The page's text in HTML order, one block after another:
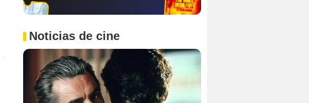
Noticias de cine